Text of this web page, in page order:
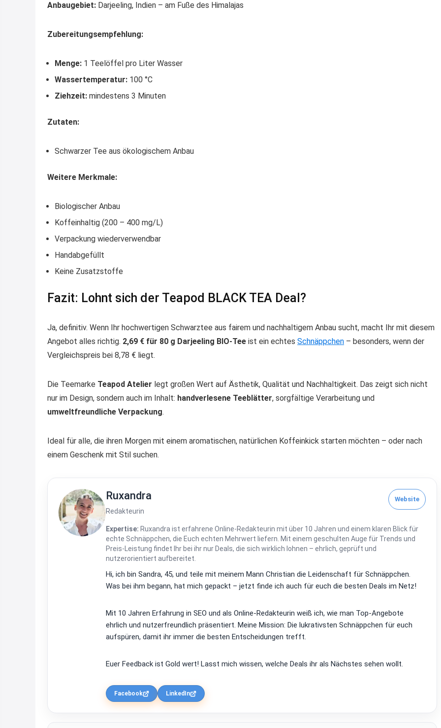
Anbaugebiet: Darjeeling, Indien – am Fuße des Himalajas
Zubereitungsempfehlung:
Menge: 1 Teelöffel pro Liter Wasser
Wassertemperatur: 100 °C
Ziehzeit: mindestens 3 Minuten
Zutaten:
Schwarzer Tee aus ökologischem Anbau
Weitere Merkmale:
Biologischer Anbau
Koffeinhaltig (200 – 400 mg/L)
Verpackung wiederverwendbar
Handabgefüllt
Keine Zusatzstoffe
Fazit: Lohnt sich der Teapod BLACK TEA Deal?
Ja, definitiv. Wenn Ihr hochwertigen Schwarztee aus fairem und nachhaltigem Anbau sucht, macht Ihr mit diesem
Angebot alles richtig. 2,69 € für 80 g Darjeeling BIO-Tee ist ein echtes Schnäppchen – besonders, wenn der
Vergleichspreis bei 8,78 € liegt.
Die Teemarke Teapod Atelier legt großen Wert auf Ästhetik, Qualität und Nachhaltigkeit. Das zeigt sich nicht
nur im Design, sondern auch im Inhalt: handverlesene Teeblätter, sorgfältige Verarbeitung und
umweltfreundliche Verpackung.
Ideal für alle, die ihren Morgen mit einem aromatischen, natürlichen Koffeinkick starten möchten – oder nach
einem Geschenk mit Stil suchen.
Ruxandra
Redakteurin
Website
Expertise: Ruxandra ist erfahrene Online-Redakteurin mit über 10 Jahren und einem klaren Blick für
echte Schnäppchen, die Euch echten Mehrwert liefern. Mit einem geschulten Auge für Trends und
Preis-Leistung findet Ihr bei ihr nur Deals, die sich wirklich lohnen – ehrlich, geprüft und
nutzerorientiert aufbereitet.
Hi, ich bin Sandra, 45, und teile mit meinem Mann Christian die Leidenschaft für Schnäppchen.
Was bei ihm begann, hat mich gepackt – jetzt finde ich auch für euch die besten Deals im Netz!
Mit 10 Jahren Erfahrung in SEO und als Online-Redakteurin weiß ich, wie man Top-Angebote
ehrlich und nutzerfreundlich präsentiert. Meine Mission: Die lukrativsten Schnäppchen für euch
aufspüren, damit ihr immer die besten Entscheidungen trefft.
Euer Feedback ist Gold wert! Lasst mich wissen, welche Deals ihr als Nächstes sehen wollt.
Facebook LinkedIn